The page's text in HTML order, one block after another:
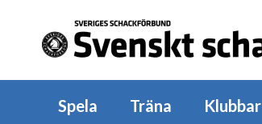
Spela Träna Klubbar